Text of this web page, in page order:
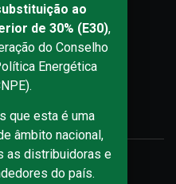
ao
de 30% (E30),
do Conselho
Energética
que esta é uma
âmbito nacional,
as distribuidoras e
do país.